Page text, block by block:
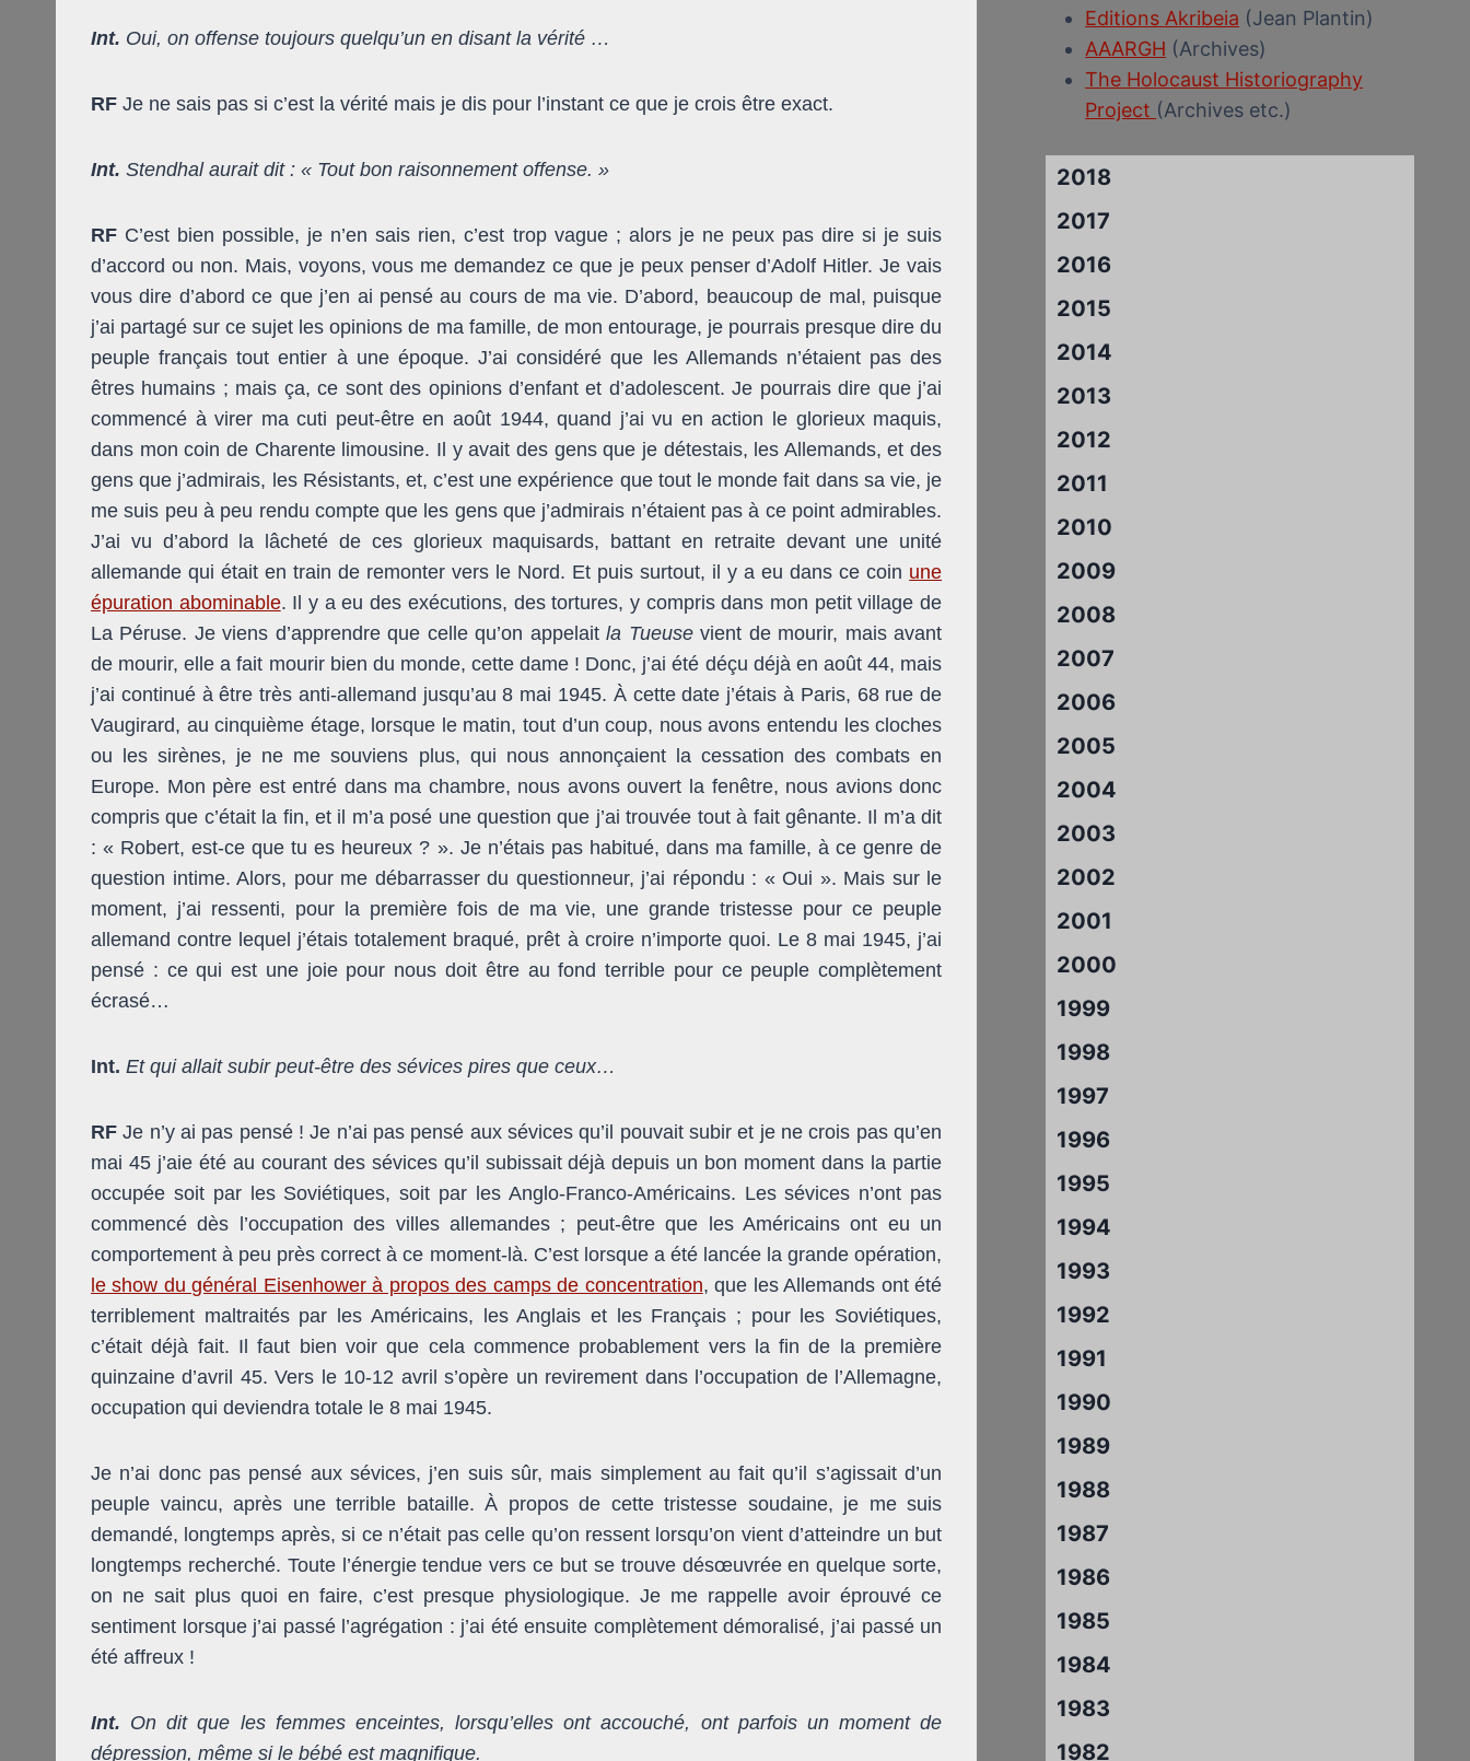
Int. Oui, on offense toujours quelqu’un en disant la vérité …
RF Je ne sais pas si c’est la vérité mais je dis pour l’instant ce que je crois être exact.
Int. Stendhal aurait dit : « Tout bon raisonnement offense. »
RF C’est bien possible, je n’en sais rien, c’est trop vague ; alors je ne peux pas dire si je suis
d’accord ou non. Mais, voyons, vous me demandez ce que je peux penser d’Adolf Hitler. Je vais
vous dire d’abord ce que j’en ai pensé au cours de ma vie. D’abord, beaucoup de mal, puisque
j’ai partagé sur ce sujet les opinions de ma famille, de mon entourage, je pourrais presque dire du
peuple français tout entier à une époque. J’ai considéré que les Allemands n’étaient pas des
êtres humains ; mais ça, ce sont des opinions d’enfant et d’adolescent. Je pourrais dire que j’ai
commencé à virer ma cuti peut-être en août 1944, quand j’ai vu en action le glorieux maquis,
dans mon coin de Charente limousine. Il y avait des gens que je détestais, les Allemands, et des
gens que j’admirais, les Résistants, et, c’est une expérience que tout le monde fait dans sa vie, je
me suis peu à peu rendu compte que les gens que j’admirais n’étaient pas à ce point admirables.
J’ai vu d’abord la lâcheté de ces glorieux maquisards, battant en retraite devant une unité
allemande qui était en train de remonter vers le Nord. Et puis surtout, il y a eu dans ce coin une
épuration abominable. Il y a eu des exécutions, des tortures, y compris dans mon petit village de
La Péruse. Je viens d’apprendre que celle qu’on appelaitla Tueusevient de mourir, mais avant
de mourir, elle a fait mourir bien du monde, cette dame ! Donc, j’ai été déçu déjà en août 44, mais
j’ai continué à être très anti-allemand jusqu’au 8 mai 1945. À cette date j’étais à Paris, 68 rue de
Vaugirard, au cinquième étage, lorsque le matin, tout d’un coup, nous avons entendu les cloches
ou les sirènes, je ne me souviens plus, qui nous annonçaient la cessation des combats en
Europe. Mon père est entré dans ma chambre, nous avons ouvert la fenêtre, nous avions donc
compris que c’était la fin, et il m’a posé une question que j’ai trouvée tout à fait gênante. Il m’a dit
: « Robert, est-ce que tu es heureux ? ». Je n’étais pas habitué, dans ma famille, à ce genre de
question intime. Alors, pour me débarrasser du questionneur, j’ai répondu : « Oui ». Mais sur le
moment, j’ai ressenti, pour la première fois de ma vie, une grande tristesse pour ce peuple
allemand contre lequel j’étais totalement braqué, prêt à croire n’importe quoi. Le 8 mai 1945, j’ai
pensé : ce qui est une joie pour nous doit être au fond terrible pour ce peuple complètement
écrasé…
Int. Et qui allait subir peut-être des sévices pires que ceux…
RFJe n’y ai pas pensé ! Je n’ai pas pensé aux sévices qu’il pouvait subir et je ne crois pas qu’en
mai 45 j’aie été au courant des sévices qu’il subissait déjà depuis un bon moment dans la partie
occupée soit par les Soviétiques, soit par les Anglo-Franco-Américains. Les sévices n’ont pas
commencé dès l’occupation des villes allemandes ; peut-être que les Américains ont eu un
comportement à peu près correct à ce moment-là. C’est lorsque a été lancée la grande opération,
le show du général Eisenhower à propos des camps de concentration, que les Allemands ont été
terriblement maltraités par les Américains, les Anglais et les Français ; pour les Soviétiques,
c’était déjà fait. Il faut bien voir que cela commence probablement vers la fin de la première
quinzaine d’avril 45. Vers le 10-12 avril s’opère un revirement dans l’occupation de l’Allemagne,
occupation qui deviendra totale le 8 mai 1945.
Je n’ai donc pas pensé aux sévices, j’en suis sûr, mais simplement au fait qu’il s’agissait d’un
peuple vaincu, après une terrible bataille. À propos de cette tristesse soudaine, je me suis
demandé, longtemps après, si ce n’était pas celle qu’on ressent lorsqu’on vient d’atteindre un but
longtemps recherché. Toute l’énergie tendue vers ce but se trouve désœuvrée en quelque sorte,
on ne sait plus quoi en faire, c’est presque physiologique. Je me rappelle avoir éprouvé ce
sentiment lorsque j’ai passé l’agrégation : j’ai été ensuite complètement démoralisé, j’ai passé un
été affreux !
Int. On dit que les femmes enceintes, lorsqu’elles ont accouché, ont parfois un moment de
dépression, même si le bébé est magnifique.
Editions Akribeia (Jean Plantin)
AAARGH (Archives)
The Holocaust Historiography
Project (Archives etc.)
2018
2017
2016
2015
2014
2013
2012
2011
2010
2009
2008
2007
2006
2005
2004
2003
2002
2001
2000
1999
1998
1997
1996
1995
1994
1993
1992
1991
1990
1989
1988
1987
1986
1985
1984
1983
1982